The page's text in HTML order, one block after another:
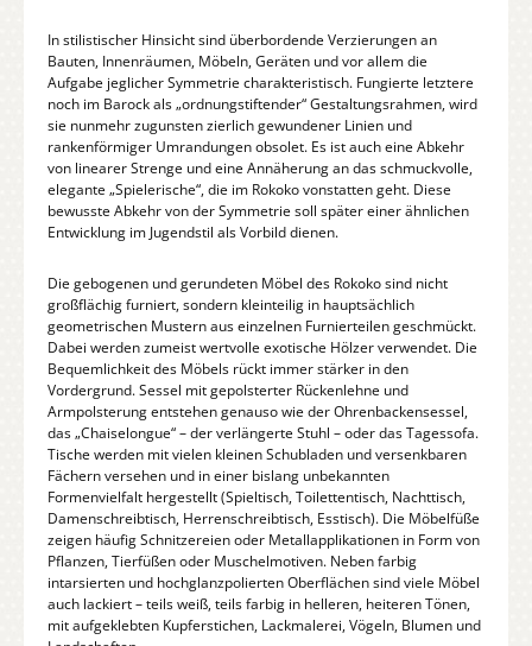
In stilistischer Hinsicht sind überbordende Verzierungen an
Bauten, Innenräumen, Möbeln, Geräten und vor allem die
Aufgabe jeglicher Symmetrie charakteristisch. Fungierte letztere
noch im Barock als „ordnungstiftender“ Gestaltungsrahmen, wird
sie nunmehr zugunsten zierlich gewundener Linien und
rankenförmiger Umrandungen obsolet. Es ist auch eine Abkehr
von linearer Strenge und eine Annäherung an das schmuckvolle,
elegante „Spielerische“, die im Rokoko vonstatten geht. Diese
bewusste Abkehr von der Symmetrie soll später einer ähnlichen
Entwicklung im Jugendstil als Vorbild dienen.
Die gebogenen und gerundeten Möbel des Rokoko sind nicht
großflächig furniert, sondern kleinteilig in hauptsächlich
geometrischen Mustern aus einzelnen Furnierteilen geschmückt.
Dabei werden zumeist wertvolle exotische Hölzer verwendet. Die
Bequemlichkeit des Möbels rückt immer stärker in den
Vordergrund. Sessel mit gepolsterter Rückenlehne und
Armpolsterung entstehen genauso wie der Ohrenbackensessel,
das „Chaiselongue“ – der verlängerte Stuhl – oder das Tagessofa.
Tische werden mit vielen kleinen Schubladen und versenkbaren
Fächern versehen und in einer bislang unbekannten
Formenvielfalt hergestellt (Spieltisch, Toilettentisch, Nachttisch,
Damenschreibtisch, Herrenschreibtisch, Esstisch). Die Möbelfüße
zeigen häufig Schnitzereien oder Metallapplikationen in Form von
Pflanzen, Tierfüßen oder Muschelmotiven. Neben farbig
intarsierten und hochglanzpolierten Oberflächen sind viele Möbel
auch lackiert – teils weiß, teils farbig in helleren, heiteren Tönen,
mit aufgeklebten Kupferstichen, Lackmalerei, Vögeln, Blumen und